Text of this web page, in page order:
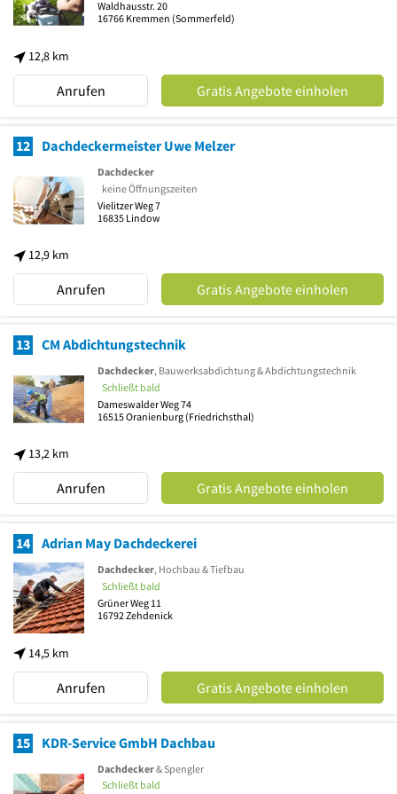
12,8 km
Waldhausstr. 20
16766 Kremmen (Sommerfeld)
Anrufen Gratis Angebote einholen
12 Dachdeckermeister Uwe Melzer
12,9 km
Dachdecker
keine Öffnungszeiten
Vielitzer Weg 7
16835 Lindow
Anrufen Gratis Angebote einholen
13 CM Abdichtungstechnik
13,2 km
Dachdecker, Bauwerksabdichtung & Abdichtungstechnik
Schließt bald
Dameswalder Weg 74
16515Oranienburg (Friedrichsthal)
Anrufen Gratis Angebote einholen
14 Adrian May Dachdeckerei
14,5 km
Dachdecker, Hochbau & Tiefbau
Schließt bald
Grüner Weg 11
16792 Zehdenick
Anrufen Gratis Angebote einholen
15 KDR-Service GmbH Dachbau
Dachdecker& Spengler
Schließt bald